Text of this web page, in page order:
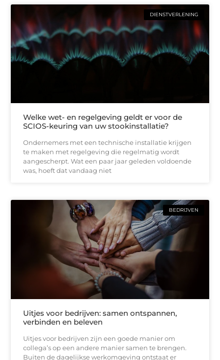
DIENSTVERLENING
Welke wet- en regelgeving geldt er voor de
SCIOS-keuring van uw stookinstallatie?
Ondernemers met een technische installatie krijgen
te maken met regelgeving die regelmatig wordt
aangescherpt. Wat een paar jaar geleden voldoende
was, hoeft dat vandaag niet
BEDRIJVEN
Uitjes voor bedrijven: samen ontspannen,
verbinden en beleven
Uitjes voor bedrijven zijn een goede manier om
collega’s op een andere manier samen te brengen.
Buiten de dagelijkse werkomgeving ontstaat er